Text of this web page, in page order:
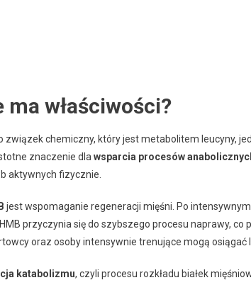
właściwości?
związek chemiczny, który jest metabolitem leucyny,
znaczenie dla wsparcia procesów
aktywnych fizycznie.
jest wspomaganie regeneracji mięśni. Po
przyczynia się do szybszego procesu naprawy, co
oraz osoby intensywnie trenujące mogą osiągać
katabolizmu, czyli procesu rozkładu białek